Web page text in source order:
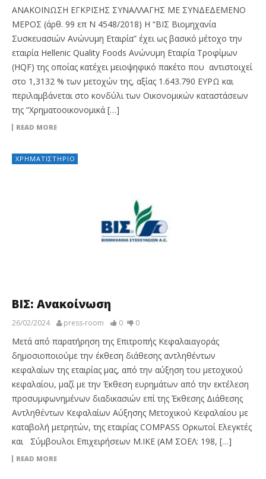
ΑΝΑΚΟΙΝΩΣΗ ΕΓΚΡΙΣΗΣ ΣΥΝΑΛΛΑΓΗΣ ΜΕ ΣΥΝΔΕΔΕΜΕΝΟ
ΜΕΡΟΣ (άρθ. 99 επ Ν 4548/2018) Η “ΒΙΣ Βιομηχανία
Συσκευασιών Ανώνυμη Εταιρία” έχει ως βασικό μέτοχο την
εταιρία Hellenic Quality Foods Ανώνυμη Εταιρία Τροφίμων
(HQF) της οποίας κατέχει μειοψηφικό πακέτο που αντιστοιχεί
στο 1,3132 % των μετοχών της, αξίας 1.643.790 ΕΥΡΩ και
περιλαμβάνεται στο κονδύλι των Οικονομικών καταστάσεων
της “Χρηματοοικονομικά […]
READ MORE
ΧΡΗΜΑΤΙΣΤΉΡΙΟ
ΒΙΣ: Ανακοίνωση
26/02/2024 press-room 0 0
Μετά από παρατήρηση της Επιτροπής Κεφαλαιαγοράς
δημοσιοποιούμε την έκθεση διάθεσης αντληθέντων
κεφαλαίων της εταιρίας μας, από την αύξηση του μετοχικού
κεφαλαίου, μαζί με την Έκθεση ευρημάτων από την εκτέλεση
προσυμφωνημένων διαδικασιών επί της Έκθεσης Διάθεσης
Αντληθέντων Κεφαλαίων Αύξησης Μετοχικού Κεφαλαίου με
καταβολή μετρητών, της εταιρίας COMPASS Ορκωτοί Ελεγκτές
και Σύμβουλοι Επιχειρήσεων Μ.ΙΚΕ (ΑΜ ΣΟΕΛ: 198, […]
READ MORE